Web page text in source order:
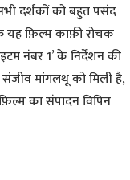
दर्शकों को बहुत पसंद
यह फ़िल्म काफ़ी रोचक
नंबर 1’ के निर्देशन की
मांगलथू को मिली है,
का संपादन‌ विपिन